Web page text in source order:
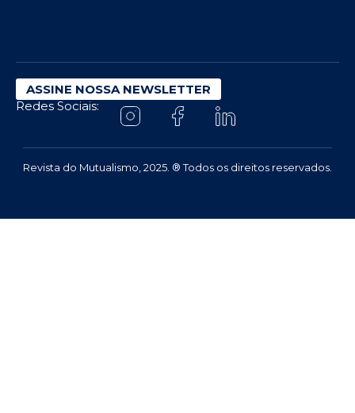
ASSINE NOSSA NEWSLETTER
Redes Sociais:
Revista do Mutualismo, 2025. ® Todos os direitos reservados.